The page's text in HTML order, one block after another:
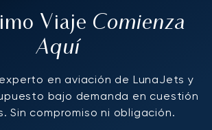
Viaje Comienza
Aquí
en aviación de LunaJets y
bajo demanda en cuestión
Sin compromiso ni obligación.